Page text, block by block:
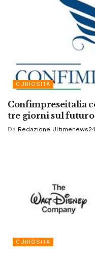
CURIOSITÀ
Confimpreseitalia
tre giorni sul futuro
Da Redazione
CURIOSITÀ